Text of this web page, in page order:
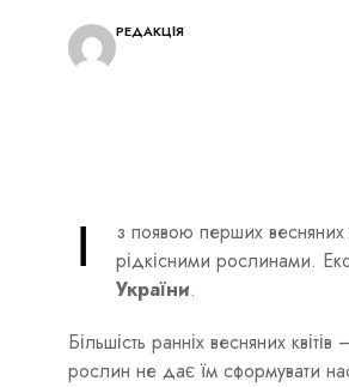
РЕДАКЦІЯ
І
з появою перших весняних
рідкісними рослинами.
України.
Більшість ранніх весняних квітів
рослин не дає їм сформувати